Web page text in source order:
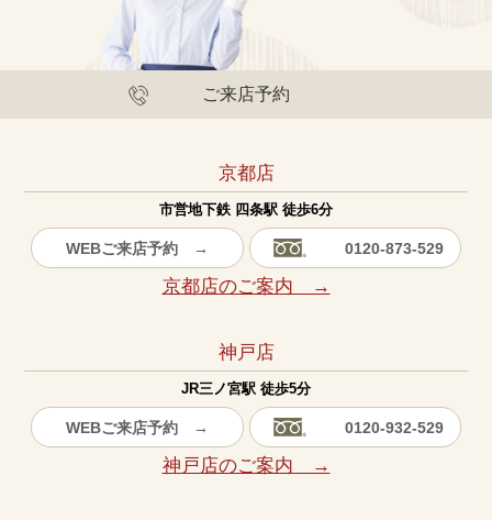
ご来店予約
京都店
市営地下鉄 四条駅 徒歩6分
WEBご来店予約 → 0120-873-529
京都店のご案内 →
神戸店
JR三ノ宮駅 徒歩5分
WEBご来店予約 → 0120-932-529
神戸店のご案内 →